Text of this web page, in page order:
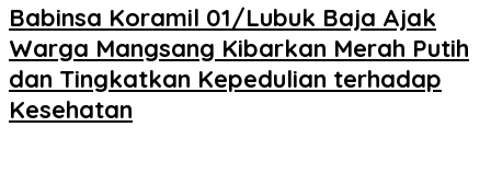
Babinsa Koramil 01/Lubuk Baja Ajak
Warga Mangsang Kibarkan Merah Putih
dan Tingkatkan Kepedulian terhadap
Kesehatan